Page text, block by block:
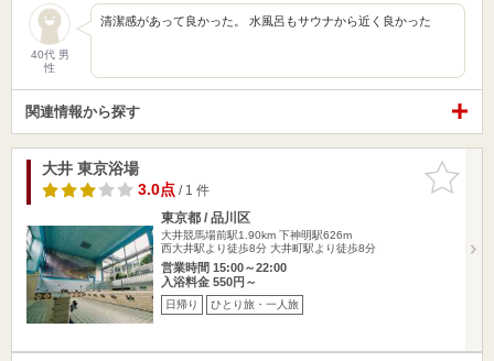
40代 男
性
清潔感があって良かった。 水風呂もサウナから近く良かった
関連情報から探す
お気に入
りに追加
大井 東京浴場
3.0点/ 1 件
東京都 / 品川区
大井競馬場前駅1.90km 下神明駅626m
西大井駅より徒歩8分 大井町駅より徒歩8分
営業時間 15:00～22:00
入浴料金 550円～
日帰り ひとり旅・一人旅